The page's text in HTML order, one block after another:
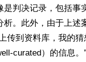
判决记录，包括事
。此外，由于上述
传到资料库，我的猜
curated）的信息